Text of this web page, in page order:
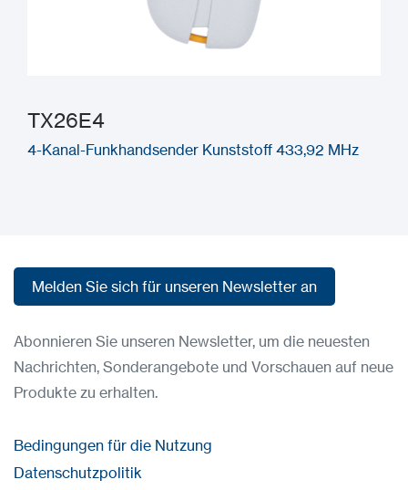
TX26E4
4-Kanal-Funkhandsender Kunststoff 433,92 MHz
Melden Sie sich für unseren Newsletter an
Abonnieren Sie unseren Newsletter, um die neuesten
Nachrichten, Sonderangebote und Vorschauen auf neue
Produkte zu erhalten.
Bedingungen für die Nutzung
Datenschutzpolitik